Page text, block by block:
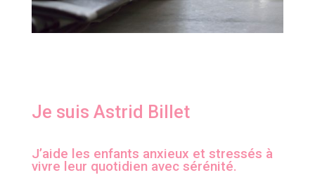
Je suis Astrid Billet
J’aide les enfants anxieux et stressés à
vivre leur quotidien avec sérénité.